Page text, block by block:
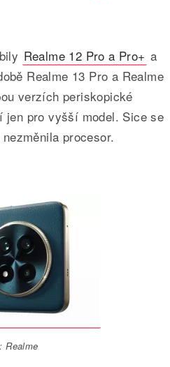
Realme 12 Pro a Pro+ a
Realme 13 Pro a Realme
verzích periskopické
pro vyšší model. Sice se
procesor.
Realme